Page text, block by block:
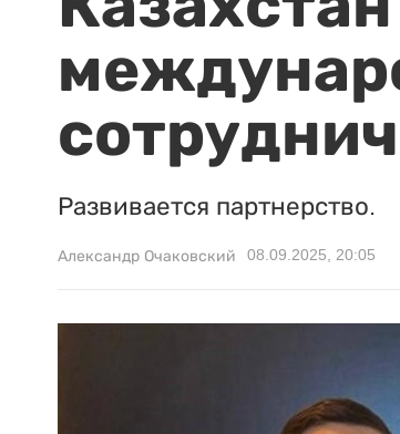
Развивается партнерство.
Александр Очаковский 08.09.2025, 20:05